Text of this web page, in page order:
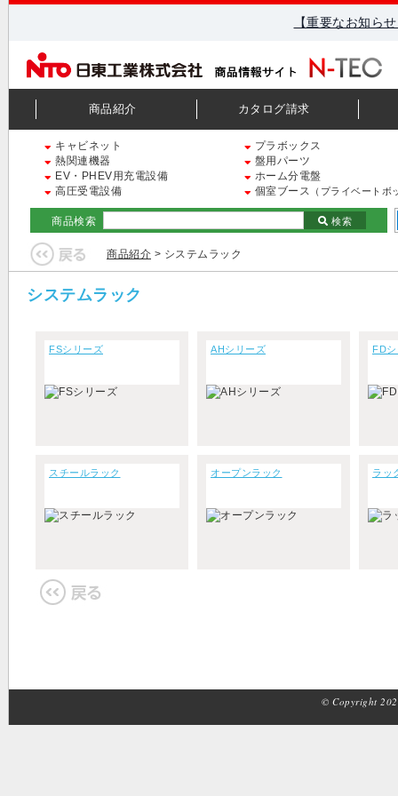
【重要なお知ら
商品紹介 カタログ請求
キャビネット
プラボックス
熱関連機器
盤用パーツ
EV・PHEV用充電設備
ホーム分電盤
高圧受電設備
個室ブース （プライベートボ
商品検索 検索
商品紹介 > システムラック
システムラック
FSシリーズ AHシリーズ FD
スチールラック オープンラック ラッ
© Copyright